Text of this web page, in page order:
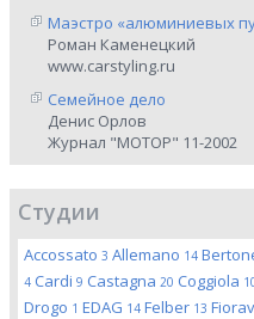
Маэстро «алюминиевых
Роман Каменецкий
www.carstyling.ru
Семейное дело
Денис Орлов
Журнал "МОТОР" 11-2002
Студии
Accossato 3 Allemano 14
4 Cardi 9 Castagna 20 Coggiola
Drogo 1 EDAG 14 Felber 13